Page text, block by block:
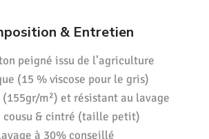
& Entretien
peigné issu de l’agriculture
(15 % viscose pour le gris)
m²) et résistant au lavage
cousu & cintré (taille petit)
à 30% conseillé